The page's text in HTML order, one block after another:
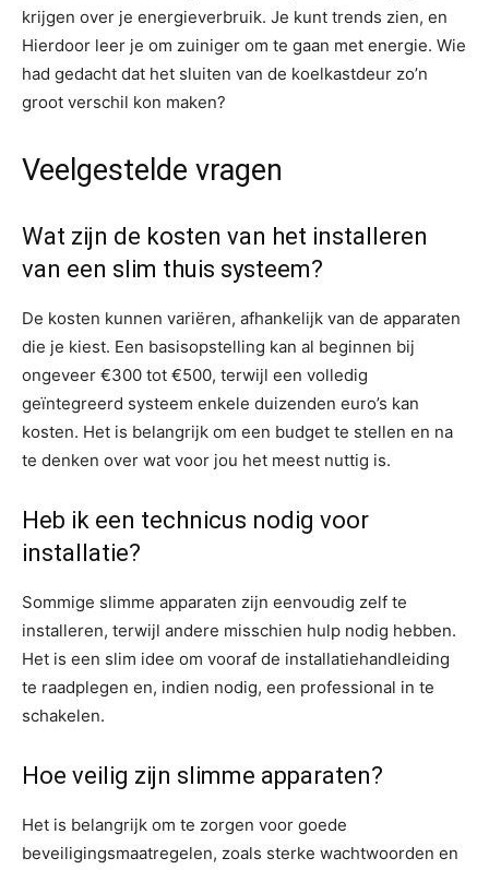
krijgen over je energieverbruik. Je kunt trends zien, en
Hierdoor leer je om zuiniger om te gaan met energie. Wie
had gedacht dat het sluiten van de koelkastdeur zo’n
groot verschil kon maken?
Veelgestelde vragen
Wat zijn de kosten van het installeren
van een slim thuis systeem?
De kosten kunnen variëren, afhankelijk van de apparaten
die je kiest. Een basisopstelling kan al beginnen bij
ongeveer €300 tot €500, terwijl een volledig
geïntegreerd systeem enkele duizenden euro’s kan
kosten. Het is belangrijk om een budget te stellen en na
te denken over wat voor jou het meest nuttig is.
Heb ik een technicus nodig voor
installatie?
Sommige slimme apparaten zijn eenvoudig zelf te
installeren, terwijl andere misschien hulp nodig hebben.
Het is een slim idee om vooraf de installatiehandleiding
te raadplegen en, indien nodig, een professional in te
schakelen.
Hoe veilig zijn slimme apparaten?
Het is belangrijk om te zorgen voor goede
beveiligingsmaatregelen, zoals sterke wachtwoorden en